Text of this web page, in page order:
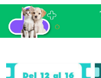
resistencia cultural
Mayo 12, 2025